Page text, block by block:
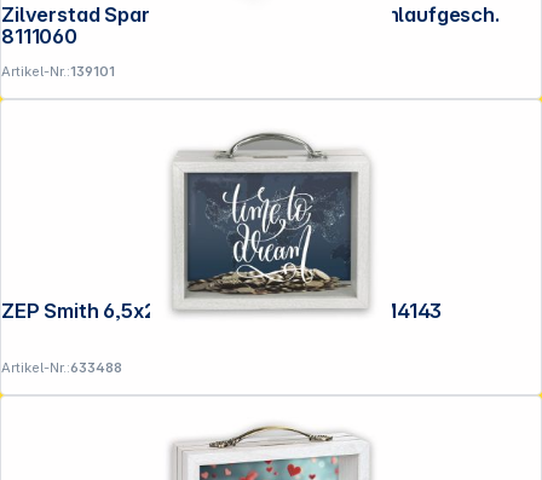
Zilverstad Spardose Elefant versilbert anlaufgesch.
8111060
Artikel-Nr.:139101
ZEP Smith 6,5x21 Holz/Glas Spardose RM4143
Artikel-Nr.:633488